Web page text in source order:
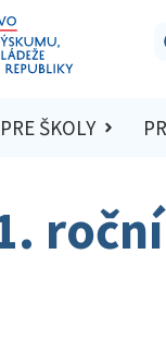
PRE ŠKOLY